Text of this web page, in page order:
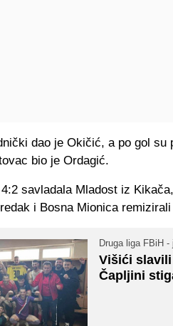
dao je Okičić, a po gol su
bio je Ordagić.
savladala Mladost iz
i Bosna Mionica
Druga liga FBiH -
Višići
Čapljini